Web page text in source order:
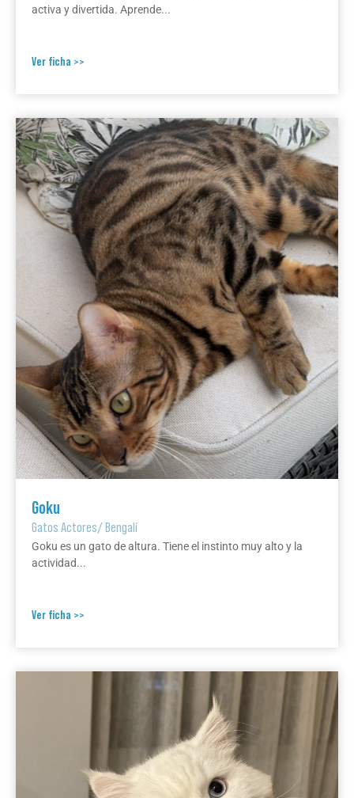
activa y divertida. Aprende...
Ver ficha >>
Goku
Gatos Actores/Bengalí
Goku es un gato de altura. Tiene el instinto muy alto y la
actividad...
Ver ficha >>